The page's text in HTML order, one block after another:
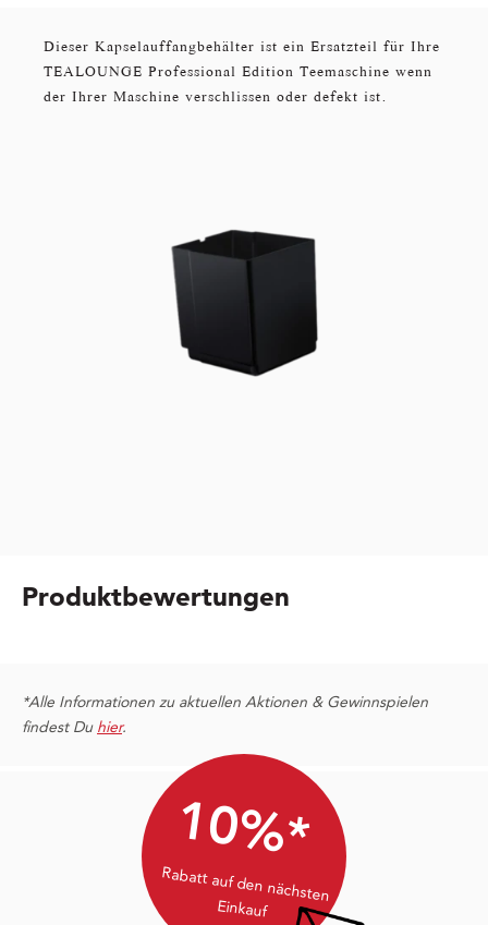
Dieser Kapselauffangbehälter ist ein Ersatzteil für Ihre
TEALOUNGE Professional Edition Teemaschine wenn
der Ihrer Maschine verschlissen oder defekt ist.
Produktbewertungen
*Alle Informationen zu aktuellen Aktionen & Gewinnspielen
findest Du hier.
10%*
Rabatt auf den nächsten
Einkauf